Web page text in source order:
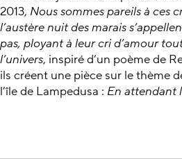
2013, Nous sommes pareils à ces
l’austère nuit des marais
pas, ployant à leur cri d’amour
l’univers, inspiré d’un poème de
ils créent une pièce sur le thème
l’île de Lampedusa : En attendant